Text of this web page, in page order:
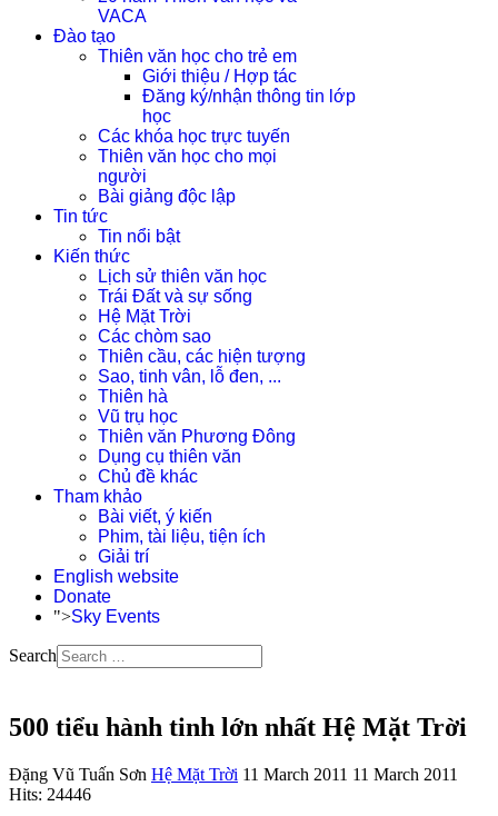
VACA
Đào tạo
Thiên văn học cho trẻ em
Giới thiệu / Hợp tác
Đăng ký/nhận thông tin lớp
học
Các khóa học trực tuyến
Thiên văn học cho mọi
người
Bài giảng độc lập
Tin tức
Tin nổi bật
Kiến thức
Lịch sử thiên văn học
Trái Đất và sự sống
Hệ Mặt Trời
Các chòm sao
Thiên cầu, các hiện tượng
Sao, tinh vân, lỗ đen, ...
Thiên hà
Vũ trụ học
Thiên văn Phương Đông
Dụng cụ thiên văn
Chủ đề khác
Tham khảo
Bài viết, ý kiến
Phim, tài liệu, tiện ích
Giải trí
English website
Donate
">Sky Events
Search
500 tiểu hành tinh lớn nhất Hệ Mặt Trời
Đặng Vũ Tuấn Sơn Hệ Mặt Trời 11 March 2011 11 March 2011
Hits: 24446